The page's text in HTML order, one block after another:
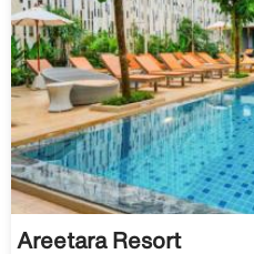
Areetara Resort